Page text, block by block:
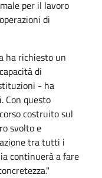
per il lavoro
di
ha richiesto un
di
- ha
Con questo
costruito sul
svolto e
tra tutti i
continuerà a fare